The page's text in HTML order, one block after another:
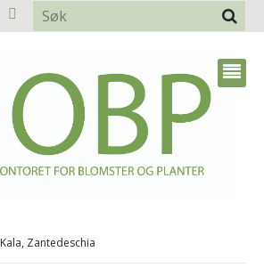
Kala, Zantedeschia